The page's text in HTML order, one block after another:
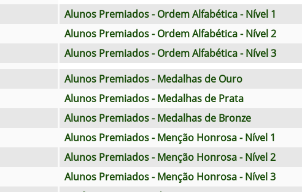
Alunos Premiados - Ordem Alfabética - Nível 1
Alunos Premiados - Ordem Alfabética - Nível 2
Alunos Premiados - Ordem Alfabética - Nível 3
Alunos Premiados - Medalhas de Ouro
Alunos Premiados - Medalhas de Prata
Alunos Premiados - Medalhas de Bronze
Alunos Premiados - Menção Honrosa - Nível 1
Alunos Premiados - Menção Honrosa - Nível 2
Alunos Premiados - Menção Honrosa - Nível 3